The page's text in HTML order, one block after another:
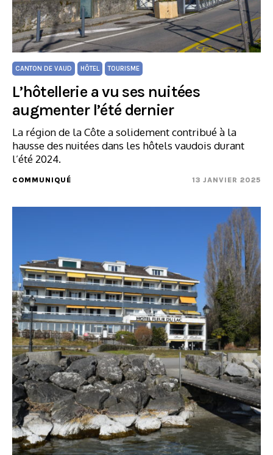
CANTON DE VAUD HÔTEL TOURISME
L’hôtellerie a vu ses nuitées
augmenter l’été dernier
La région de la Côte a solidement contribué à la
hausse des nuitées dans les hôtels vaudois durant
l’été 2024.
COMMUNIQUÉ 13 JANVIER 2025